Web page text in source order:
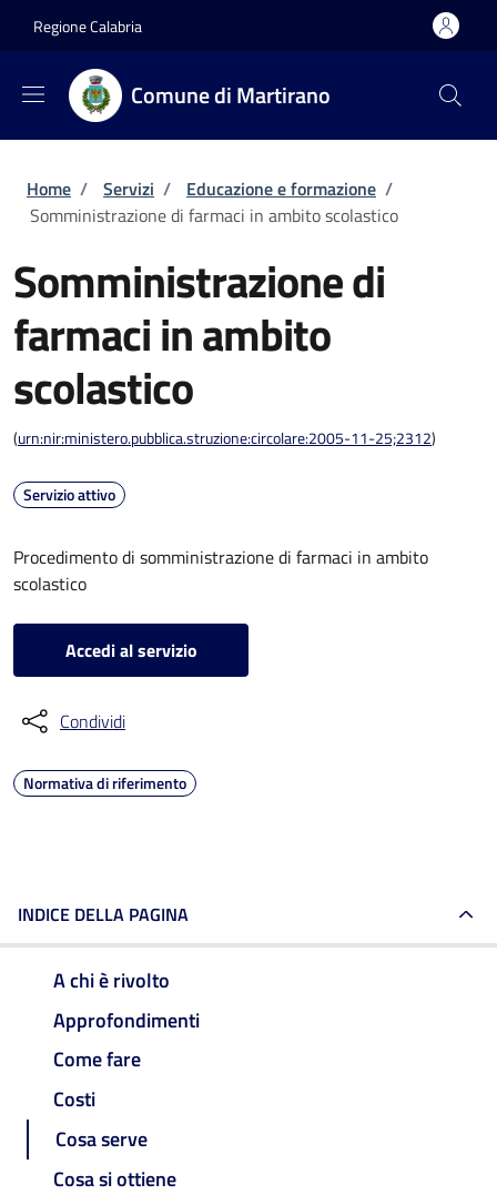
Regione Calabria
Comune di Martirano
Briciole di pane
Home / Servizi / Educazione e formazione /
Somministrazione di farmaci in ambito scolastico
Somministrazione di
farmaci in ambito
scolastico
(urn:nir:ministero.pubblica.struzione:circolare:2005-11-25;2312)
Servizio attivo
Procedimento di somministrazione di farmaci in ambito
scolastico
Accedi al servizio
Condividi
Normativa di riferimento
INDICE DELLA PAGINA
A chi è rivolto
Approfondimenti
Come fare
Costi
Cosa serve
Cosa si ottiene